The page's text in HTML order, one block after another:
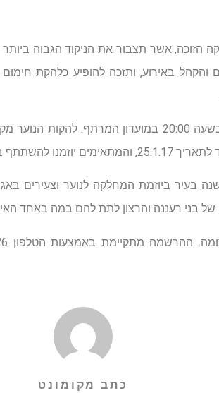
הזוכה, אשר תצבור את הניקוד הגבוה ביותר
והקהל באירוע, ותזכה להופיע כלהקת חימום
התחרות תתקיים במוצ"ש 25.2.17, בשעה 20:00
המתמודדים בתחרות..
בעיר ביוזמת המחלקה לנוער וצעירים
של בני רעננה והרצון לתת להם במה באחד
מתקיימת באמצעות הטלפון 09-7798976, המייל
כתב מקומונט